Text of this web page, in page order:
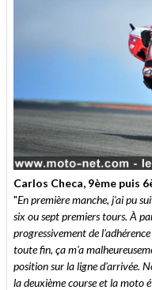
Carlos Checa, 9ème puis
"En première manche, j'ai pu
six ou sept premiers tours. À
progressivement de
toute fin, ça m'a
position sur la ligne d'arrivée.
la deuxième course et la moto